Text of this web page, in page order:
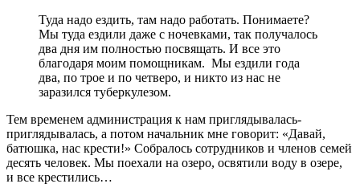
Туда надо ездить, там надо работать. Понимаете?
Мы туда ездили даже с ночевками, так получалось
два дня им полностью посвящать. И все это
благодаря моим помощникам. Мы ездили года
два, по трое и по четверо, и никто из нас не
заразился туберкулезом.
Тем временем администрация к нам приглядывалась-
приглядывалась, а потом начальник мне говорит: «Давай,
батюшка, нас крести!» Собралось сотрудников и членов семей
десять человек. Мы поехали на озеро, освятили воду в озере,
и все крестились…